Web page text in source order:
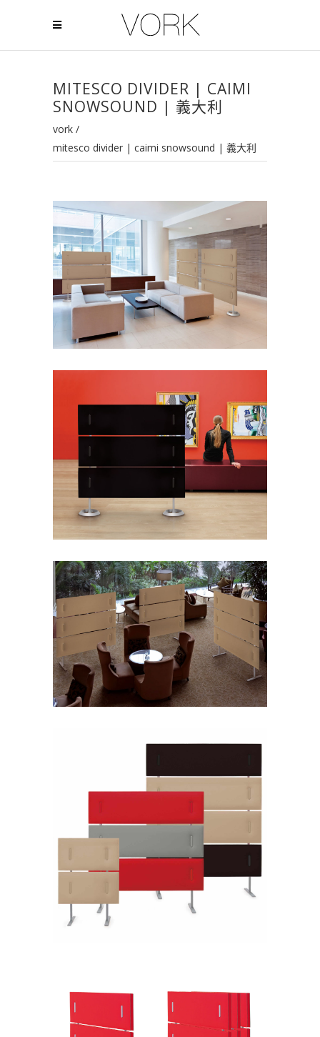
MITESCO DIVIDER | CAIMI
SNOWSOUND | 義大利
vork /
mitesco divider | caimi snowsound | 義大利